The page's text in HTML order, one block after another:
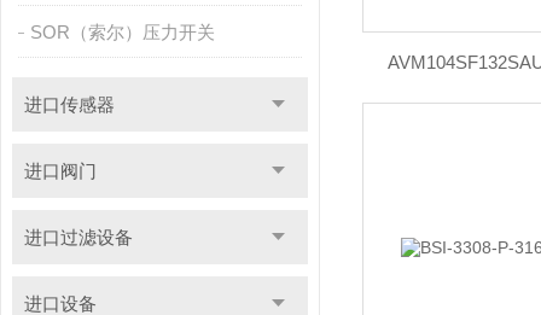
SOR（索尔）压力开关
进口传感器
进口阀门
进口过滤设备
进口设备